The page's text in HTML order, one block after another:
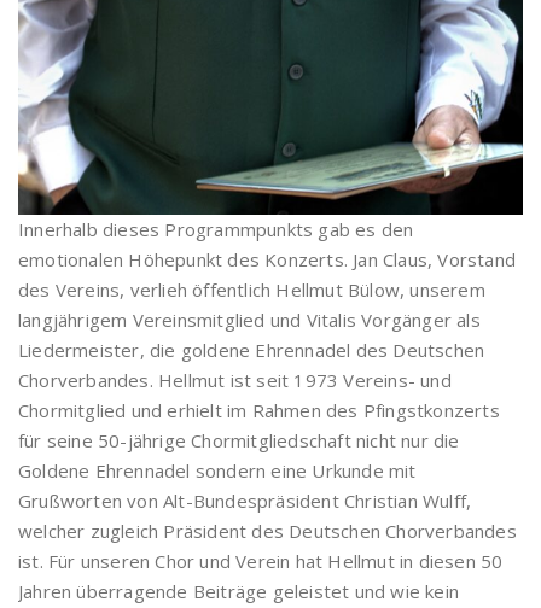
Innerhalb dieses Programmpunkts gab es den
emotionalen Höhepunkt des Konzerts. Jan Claus, Vorstand
des Vereins, verlieh öffentlich Hellmut Bülow, unserem
langjährigem Vereinsmitglied und Vitalis Vorgänger als
Liedermeister, die goldene Ehrennadel des Deutschen
Chorverbandes. Hellmut ist seit 1973 Vereins- und
Chormitglied und erhielt im Rahmen des Pfingstkonzerts
für seine 50-jährige Chormitgliedschaft nicht nur die
Goldene Ehrennadel sondern eine Urkunde mit
Grußworten von Alt-Bundespräsident Christian Wulff,
welcher zugleich Präsident des Deutschen Chorverbandes
ist. Für unseren Chor und Verein hat Hellmut in diesen 50
Jahren überragende Beiträge geleistet und wie kein